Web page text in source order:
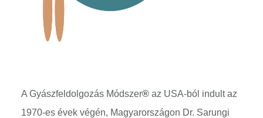
A Gyászfeldolgozás Módszer®az USA-ból indult az
1970-es évek végén, Magyarországon Dr. Sarungi